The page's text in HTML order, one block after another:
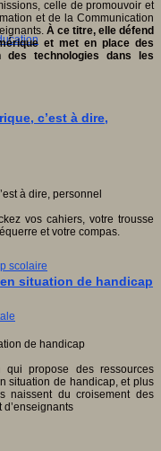
scolaire
celle de promouvoir et
et de la Communication
À ce titre, elle défend
et met en place des
des technologies dans les
c’est à dire,
vos cahiers, votre trousse
et votre compas.
situation de handicap
qui propose des ressources
situation de handicap, et plus
naissent du croisement des